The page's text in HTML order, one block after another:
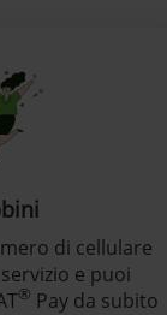
di cellulare
e puoi
® Pay da subito